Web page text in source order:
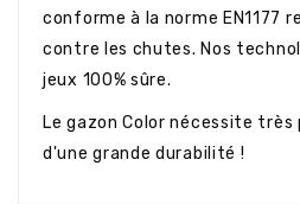
conforme à la norme EN1177
contre les chutes. Nos
jeux 100% sûre.
Le gazon Color nécessite
d'une grande durabilité !